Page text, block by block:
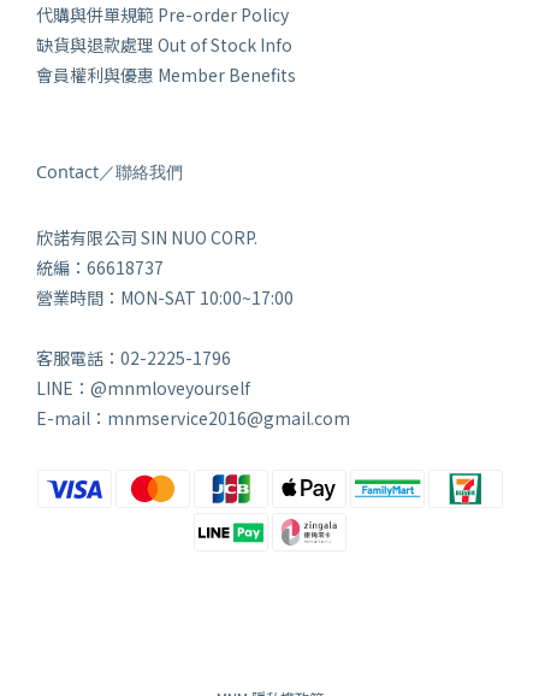
代購與併單規範 Pre-order Policy
缺貨與退款處理 Out of Stock Info
會員權利與優惠 Member Benefits
Contact／聯絡我們
欣諾有限公司 SIN NUO CORP.
統編：66618737
營業時間：MON-SAT 10:00~17:00
客服電話：02-2225-1796
LINE：@mnmloveyourself
E-mail：mnmservice2016@gmail.com